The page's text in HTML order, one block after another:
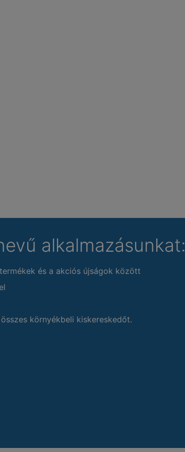
alkalmazásunkat:
és a akciós újságok között
környékbeli kiskereskedőt.